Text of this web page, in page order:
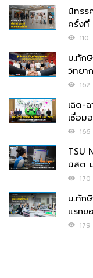
นิทรร
ครั้งที่
110
ม.ทัก
วิทยา
162
เฉิด-
เชื่อม
166
TSU
นิสิต
170
ม.ทัก
แรกข
179